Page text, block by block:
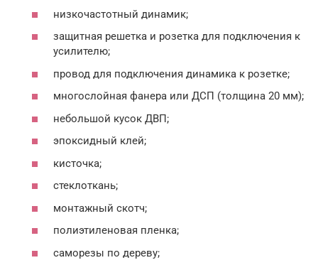
низкочастотный динамик;
защитная решетка и розетка для подключения к
усилителю;
провод для подключения динамика к розетке;
многослойная фанера или ДСП (толщина 20 мм);
небольшой кусок ДВП;
эпоксидный клей;
кисточка;
стеклоткань;
монтажный скотч;
полиэтиленовая пленка;
саморезы по дереву;